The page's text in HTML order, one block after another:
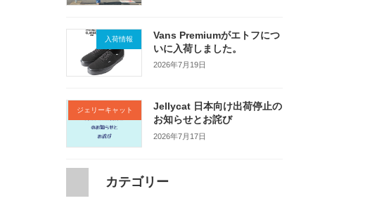
入荷情報
Vans Premiumがエトフにつ
いに入荷しました。
2026年7月19日
ジェリーキャット
Jellycat 日本向け出荷停止の
お知らせとお詫び
2026年7月17日
カテゴリー